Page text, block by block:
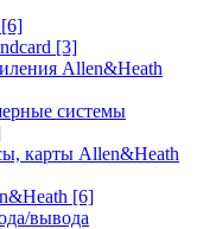
[6]
[3]
Allen&Heath
системы
карты Allen&Heath
[6]
вывода